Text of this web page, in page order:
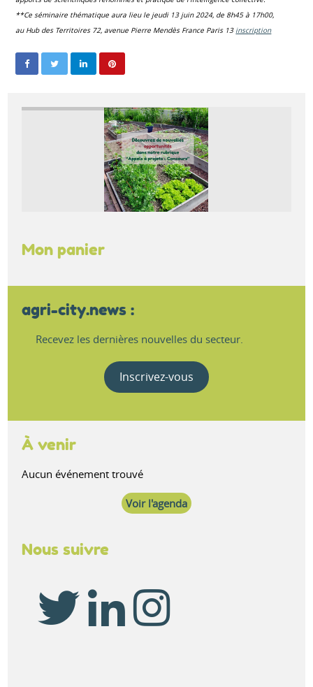
**Ce séminaire thématique aura lieu le jeudi 13 juin 2024, de 8h45 à 17h00,
au Hub des Territoires 72, avenue Pierre Mendès France Paris 13 inscription
Mon panier
agri-city.news :
Recevez les dernières nouvelles du secteur.
Inscrivez-vous
À venir
Aucun événement trouvé
Voir l'agenda
Nous suivre